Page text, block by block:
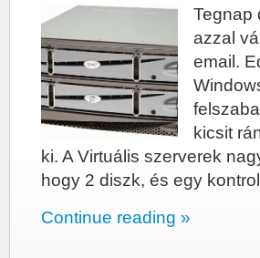
Tegnap
azzal
email.
kicsit
ki. A Virtuális szerverek
hogy 2 diszk, és egy
Continue reading »